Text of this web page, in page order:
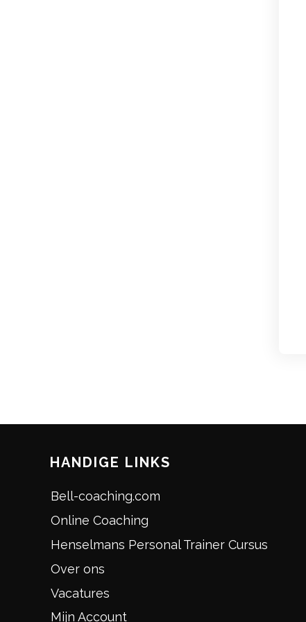
HANDIGE LINKS
Bell-coaching.com
Online Coaching
Henselmans Personal Trainer Cursus
Over ons
Vacatures
Mijn Account